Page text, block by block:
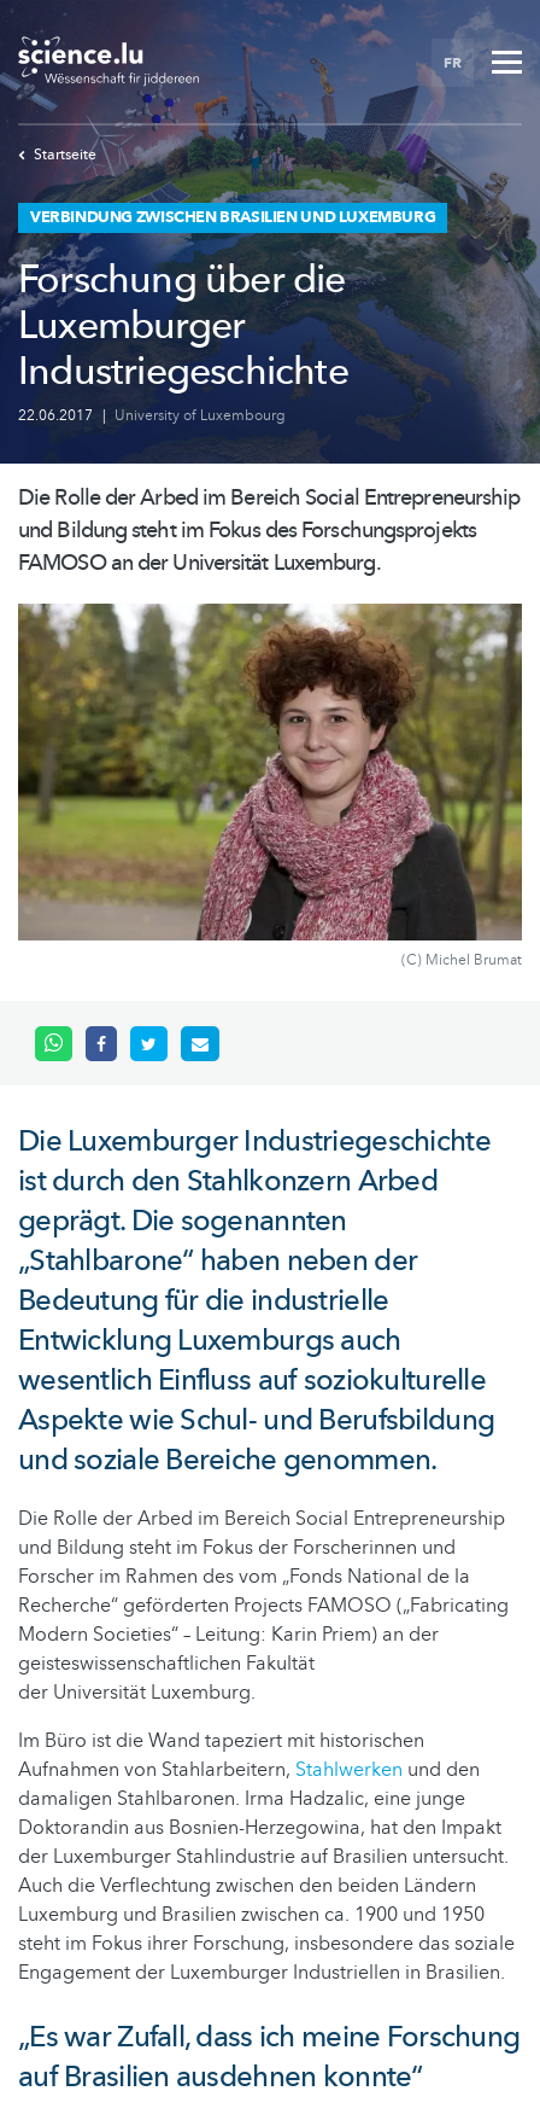
Skip
main
content
FR
Startseite
VERBINDUNG ZWISCHEN BRASILIEN UND LUXEMBURG
Forschung über die
Luxemburger
Industriegeschichte
22.06.2017 | University of Luxembourg
Die Rolle der Arbed im Bereich Social Entrepreneurship
und Bildung steht im Fokus desForschungsprojekts
FAMOSO an der Universität Luxemburg.
(C) Michel Brumat
Die Luxemburger Industriegeschichte
ist durch den Stahlkonzern Arbed
geprägt. Die sogenannten
„Stahlbarone“ haben neben der
Bedeutung für die industrielle
Entwicklung Luxemburgs auch
wesentlich Einfluss auf soziokulturelle
Aspekte wie Schul- und Berufsbildung
und soziale Bereiche genommen.
Die Rolle der Arbed im Bereich Social Entrepreneurship
und Bildung steht im Fokus der Forscherinnen und
Forscher im Rahmen des vom „Fonds National de la
Recherche“ geförderten Projects FAMOSO („Fabricating
Modern Societies“ – Leitung: Karin Priem) an der
geisteswissenschaftlichen Fakultät
der Universität Luxemburg.
Im Büro ist die Wand tapeziert mit historischen
Aufnahmen von Stahlarbeitern, Stahlwerken und den
damaligen Stahlbaronen. Irma Hadzalic, eine junge
Doktorandin aus Bosnien-Herzegowina, hat den Impakt
der Luxemburger Stahlindustrie auf Brasilien untersucht.
Auch die Verflechtung zwischen den beiden Ländern
Luxemburg und Brasilien zwischen ca. 1900 und 1950
steht im Fokus ihrer Forschung, insbesondere das soziale
Engagement der Luxemburger Industriellen in Brasilien.
„Es war Zufall, dass ich meine Forschung
auf Brasilien ausdehnen konnte“